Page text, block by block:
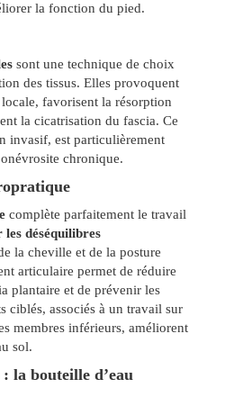
la fonction du pied.
sont une technique de choix
des tissus. Elles provoquent
favorisent la résorption
la cicatrisation du fascia. Ce
invasif, est particulièrement
chronique.
complète parfaitement le travail
déséquilibres
la cheville et de la posture
articulaire permet de réduire
plantaire et de prévenir les
ciblés, associés à un travail sur
membres inférieurs, améliorent
sol.
la bouteille d’eau